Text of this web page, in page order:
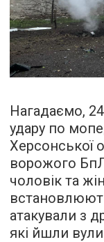
Нагадаємо,
удару по
Херсонської
ворожого
чоловік та
атакували з
які йшли